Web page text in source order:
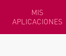
MIS
APLICACIONES